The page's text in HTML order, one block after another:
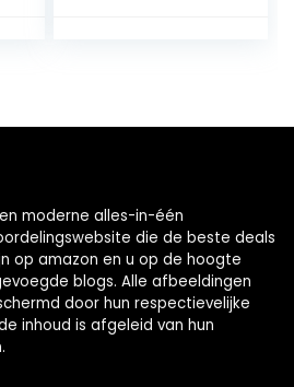
moderne alles-in-één
die de beste deals
op amazon en u op de hoogte
blogs. Alle afbeeldingen
door hun respectievelijke
inhoud is afgeleid van hun